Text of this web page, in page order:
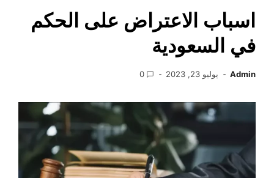
اسباب الاعتراض على الحكم
في السعودية
Admin يوليو 23, 2023 0